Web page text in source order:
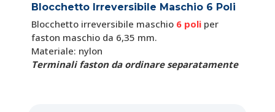
Materiale: Ottone naturale
Per filo di sezione:da 1 a 2,5 mm²
0,11 €
Blocchetto Irreversibile Maschio 6 Poli
Blocchetto irreversibile maschio 6 poliper
faston maschio da 6,35 mm.
Materiale: nylon
Terminali faston da ordinare separatamente